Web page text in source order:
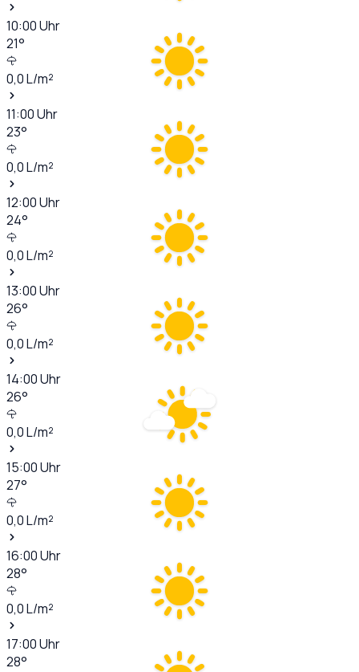
10:00Uhr
21°
0,0L/m²
11:00Uhr
23°
0,0L/m²
12:00Uhr
24°
0,0L/m²
13:00Uhr
26°
0,0L/m²
14:00Uhr
26°
0,0L/m²
15:00Uhr
27°
0,0L/m²
16:00Uhr
28°
0,0L/m²
17:00Uhr
28°